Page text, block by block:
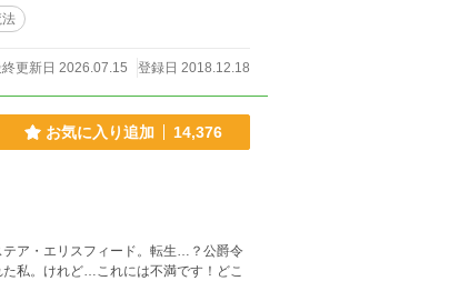
＿＿＿＿＿
らごめんなさい。 ストーリーはゆっくり
更新日 2026.07.15 登録日 2018.12.18
お気に入り追加 14,376
ア・エリスフィード。転生…？公爵令
私。けれど…これには不満です！どこ